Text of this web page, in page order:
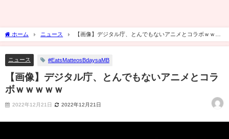
ホーム ニュース
【画像】デジタル庁、とんでもないアニメとコラボｗｗｗ
ｗｗ
ニュース #EatsMatteosBdaysaMB
【画像】デジタル庁、とんでもないアニメとコラ
ボｗｗｗｗｗ
2022年12月21日 2022年12月21日